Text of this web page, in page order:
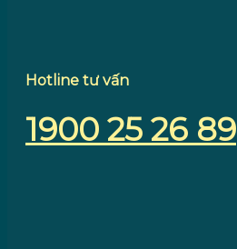
Hotline tư vấn
1900 25 26 89